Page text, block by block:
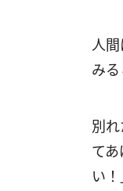
人
み
別
て
い！